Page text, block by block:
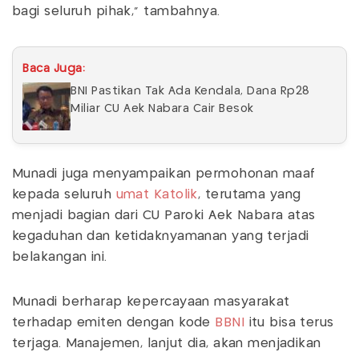
bagi seluruh pihak," tambahnya.
Baca Juga:
BNI Pastikan Tak Ada Kendala, Dana Rp28
Miliar CU Aek Nabara Cair Besok
Munadi juga menyampaikan permohonan maaf
kepada seluruh umat Katolik, terutama yang
menjadi bagian dari CU Paroki Aek Nabara atas
kegaduhan dan ketidaknyamanan yang terjadi
belakangan ini.
Munadi berharap kepercayaan masyarakat
terhadap emiten dengan kode
BBNI
itu bisa terus
terjaga. Manajemen, lanjut dia, akan menjadikan